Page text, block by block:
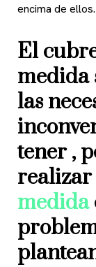
encima de ellos.
El
medida
las
tener ,
medida